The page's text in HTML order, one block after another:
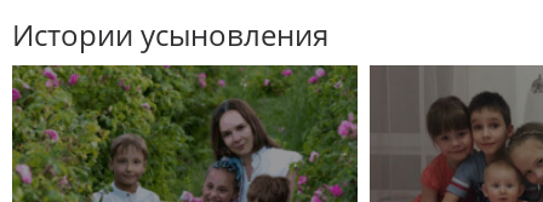
Истории усыновления